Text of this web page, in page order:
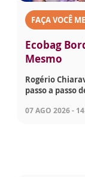
FAÇA VOCÊ
Ecobag
Mesmo
Rogério
passo a passo
07 AGO 2026 -